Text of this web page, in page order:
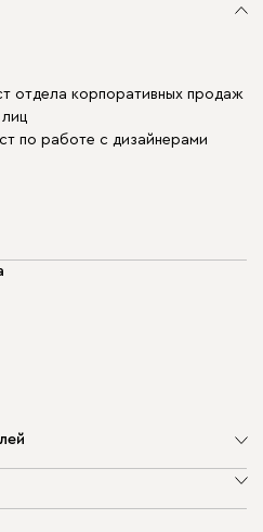
отдела корпоративных продаж
по работе с дизайнерами